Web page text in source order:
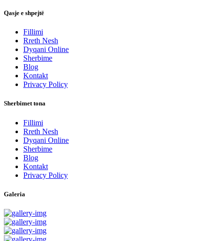
Qasje e shpejtë
Fillimi
Rreth Nesh
Dyqani Online
Sherbime
Blog
Kontakt
Privacy Policy
Sherbimet tona
Fillimi
Rreth Nesh
Dyqani Online
Sherbime
Blog
Kontakt
Privacy Policy
Galeria